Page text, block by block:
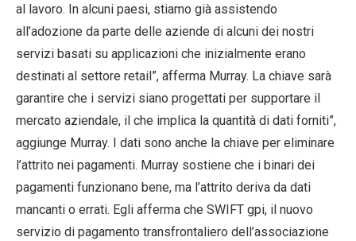
al lavoro. In alcuni paesi, stiamo già assistendo
all’adozione da parte delle aziende di alcuni dei nostri
servizi basati su applicazioni che inizialmente erano
destinati al settore retail”, afferma Murray. La chiave sarà
garantire che i servizi siano progettati per supportare il
mercato aziendale, il che implica la quantità di dati forniti”,
aggiunge Murray. I dati sono anche la chiave per eliminare
l’attrito nei pagamenti. Murray sostiene che i binari dei
pagamenti funzionano bene, ma l’attrito deriva da dati
mancanti o errati. Egli afferma che SWIFT gpi, il nuovo
servizio di pagamento transfrontaliero dell’associazione